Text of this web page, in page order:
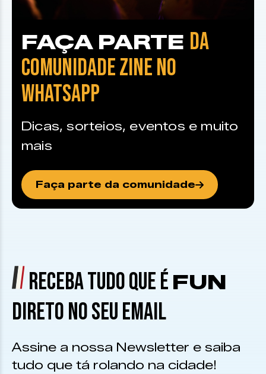
FAÇA PARTE DA
COMUNIDADE ZINE NO
WHATSAPP
Dicas, sorteios, eventos e muito
mais
Faça parte da comunidade
RECEBA TUDO QUE É FUN
DIRETO NO SEU EMAIL
Assine a nossa Newsletter e saiba
tudo que tá rolando na cidade!